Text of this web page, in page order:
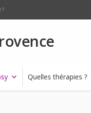
!
Quelles thérapies ?